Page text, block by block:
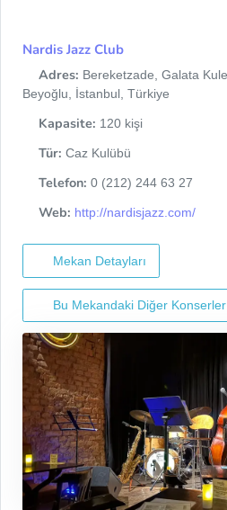
Nardis Jazz Club
Adres: Bereketzade, Galata
Beyoğlu, İstanbul, Türkiye
Kapasite: 120 kişi
Tür: Caz Kulübü
Telefon: 0 (212) 244 63 27
Web: http://nardisjazz.com/
Mekan Detayları
Bu Mekandaki Diğer Konserler